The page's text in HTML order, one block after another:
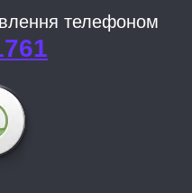
телефоном